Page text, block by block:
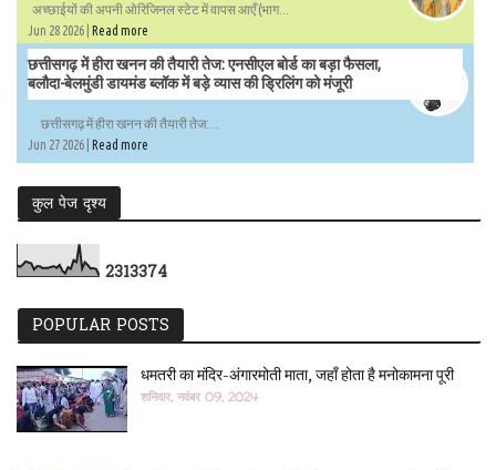
अच्छाईयों की अपनी ओरिजिनल स्टेट में वापस आएँ (भाग...
Jun 28 2026 | Read more
छत्तीसगढ़ में हीरा खनन की तैयारी तेज: एनसीएल बोर्ड का बड़ा फैसला,
बलौदा-बेलमुंडी डायमंड ब्लॉक में बड़े व्यास की ड्रिलिंग को मंजूरी
छत्तीसगढ़ में हीरा खनन की तैयारी तेज:...
Jun 27 2026 | Read more
कुल पेज दृश्य
2313374
POPULAR POSTS
धमतरी का मंदिर-अंगारमोती माता, जहाँ होता है मनोकामना पूरी
शनिवार, नवंबर 09, 2024